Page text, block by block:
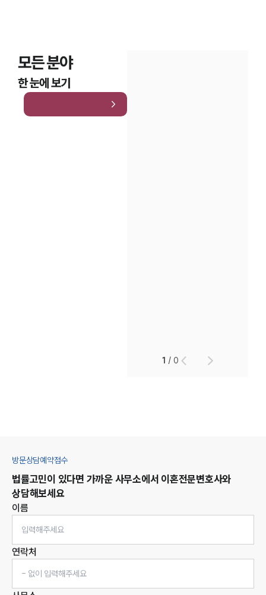
모든 분야
한 눈에 보기
1 /0
방문상담예약접수
법률고민이 있다면 가까운 사무소에서 이혼전문변호사와
상담해보세요
이름
연락처